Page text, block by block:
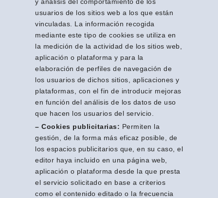
usuarios de los sitios web a los que están
vinculadas. La información recogida
mediante este tipo de cookies se utiliza en
la medición de la actividad de los sitios web,
aplicación o plataforma y para la
elaboración de perfiles de navegación de
los usuarios de dichos sitios, aplicaciones y
plataformas, con el fin de introducir mejoras
en función del análisis de los datos de uso
que hacen los usuarios del servicio.
– Cookies publicitarias: Permiten la
gestión, de la forma más eficaz posible, de
los espacios publicitarios que, en su caso, el
editor haya incluido en una página web,
aplicación o plataforma desde la que presta
el servicio solicitado en base a criterios
como el contenido editado o la frecuencia